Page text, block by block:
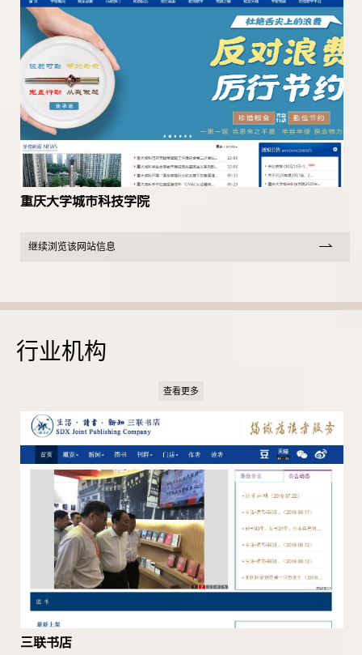
重庆大学城市科技学院
继续浏览该网站信息
行业机构
查看更多
三联书店